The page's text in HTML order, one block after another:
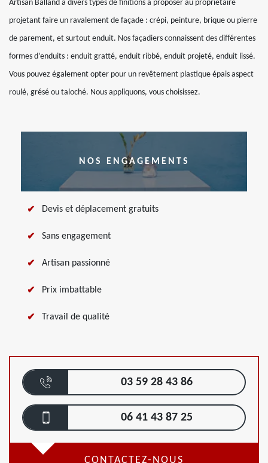
Artisan Balland a divers types de finitions à proposer au propriétaire
projetant faire un ravalement de façade : crépi, peinture, brique ou pierre
de parement, et surtout enduit. Nos façadiers connaissent des différentes
formes d’enduits : enduit gratté, enduit ribbé, enduit projeté, enduit lissé.
Vous pouvez également opter pour un revêtement plastique épais aspect
roulé, grésé ou taloché. Nous appliquons, vous choisissez.
NOS ENGAGEMENTS
Devis et déplacement gratuits
Sans engagement
Artisan passionné
Prix imbattable
Travail de qualité
03 59 28 43 86
06 41 43 87 25
CONTACTEZ-NOUS